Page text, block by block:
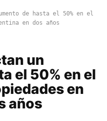
de hasta el 50% en el
en dos años
un
el 50% en el
en
años